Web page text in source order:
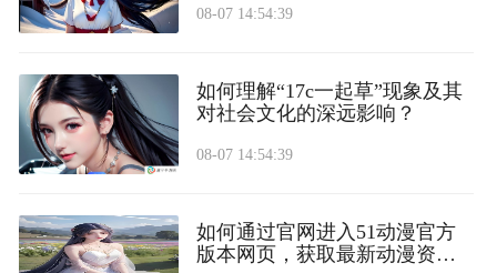
08-07 14:54:39
如何理解“17c一起草”现象及其
对社会文化的深远影响？
08-07 14:54:39
如何通过官网进入51动漫官方
版本网页，获取最新动漫资